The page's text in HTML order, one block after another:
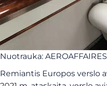
Nuotrauka: AEROAFFAIRES
Remiantis Europos verslo